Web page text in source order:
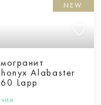
NEW
Alabaster
Lapp